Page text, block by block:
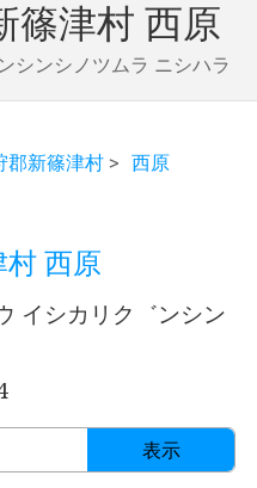
篠津村 西原
シンシノツムラ ニシハラ
郡新篠津村> 西原
西原
イシカリク゛ンシン
表示